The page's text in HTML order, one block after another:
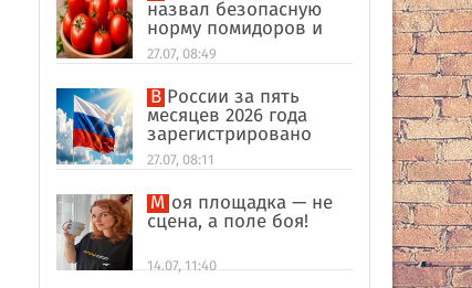
назвал безопасную
норму помидоров и
огурцов
27.07, 08:49
В России за пять
месяцев 2026 года
зарегистрировано
рекордное число
иностранных
компаний
27.07, 08:11
Моя площадка — не
сцена, а поле боя!
14.07, 11:40